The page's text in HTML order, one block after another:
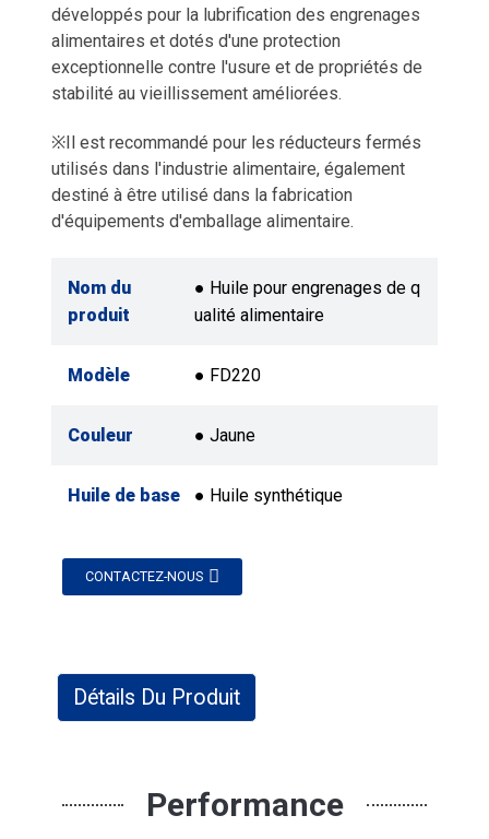
développés pour la lubrification des engrenages
alimentaires et dotés d'une protection
exceptionnelle contre l'usure et de propriétés de
stabilité au vieillissement améliorées.
※Il est recommandé pour les réducteurs fermés
utilisés dans l'industrie alimentaire, également
destiné à être utilisé dans la fabrication
d'équipements d'emballage alimentaire.
Nom du
produit
● Huile pour engrenages de q
ualité alimentaire
Modèle ● FD220
Couleur ● Jaune
Huile de base ● Huile synthétique
CONTACTEZ-NOUS
Détails Du Produit
Performance